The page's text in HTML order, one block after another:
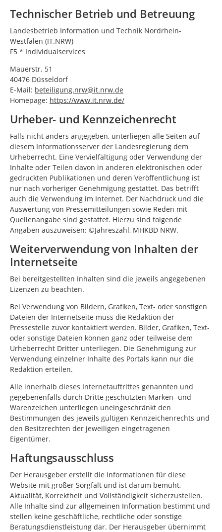
Technischer Betrieb und Betreuung
Landesbetrieb Information und Technik Nordrhein-
Westfalen (IT.NRW)
F5 * Individualservices
Mauerstr. 51
40476 Düsseldorf
E-Mail: beteiligung.nrw@it.nrw.de
Homepage: https://www.it.nrw.de/
Urheber- und Kennzeichenrecht
Falls nicht anders angegeben, unterliegen alle Seiten auf
diesem Informationsserver der Landesregierung dem
Urheberrecht. Eine Vervielfältigung oder Verwendung der
Inhalte oder Teilen davon in anderen elektronischen oder
gedruckten Publikationen und deren Veröffentlichung ist
nur nach vorheriger Genehmigung gestattet. Das betrifft
auch die Verwendung im Internet. Der Nachdruck und die
Auswertung von Pressemitteilungen sowie Reden mit
Quellenangabe sind gestattet. Hierzu sind folgende
Angaben auszuweisen: ©Jahreszahl, MHKBD NRW.
Weiterverwendung von Inhalten der
Internetseite
Bei bereitgestellten Inhalten sind die jeweils angegebenen
Lizenzen zu beachten.
Bei Verwendung von Bildern, Grafiken, Text- oder sonstigen
Dateien der Internetseite muss die Redaktion der
Pressestelle zuvor kontaktiert werden. Bilder, Grafiken, Text-
oder sonstige Dateien können ganz oder teilweise dem
Urheberrecht Dritter unterliegen. Die Genehmigung zur
Verwendung einzelner Inhalte des Portals kann nur die
Redaktion erteilen.
Alle innerhalb dieses Internetauftrittes genannten und
gegebenenfalls durch Dritte geschützten Marken- und
Warenzeichen unterliegen uneingeschränkt den
Bestimmungen des jeweils gültigen Kennzeichenrechts und
den Besitzrechten der jeweiligen eingetragenen
Eigentümer.
Haftungsausschluss
Der Herausgeber erstellt die Informationen für diese
Website mit großer Sorgfalt und ist darum bemüht,
Aktualität, Korrektheit und Vollständigkeit sicherzustellen.
Alle Inhalte sind zur allgemeinen Information bestimmt und
stellen keine geschäftliche, rechtliche oder sonstige
Beratungsdienstleistung dar. Der Herausgeber übernimmt